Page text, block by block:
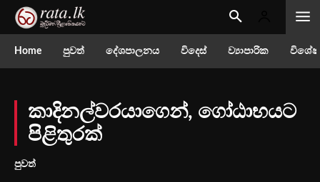
Home පුවත් දේශපාලනය විදෙස් ව්‍යාපාරික
කාදිනල්වරයාගෙන්, ගෝඨාභයට
පිළිතුරක්
පුවත්